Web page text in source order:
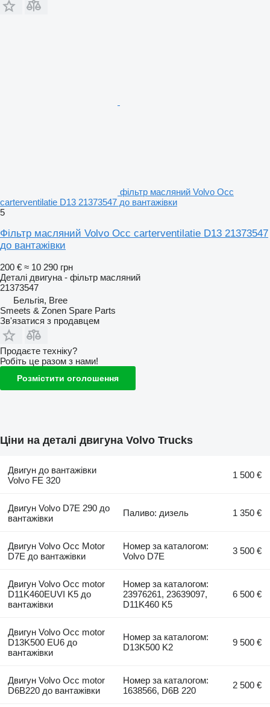
фільтр масляний Volvo Occ
carterventilatie D13 21373547 до вантажівки
5
Фільтр масляний Volvo Occ carterventilatie D13 21373547
до вантажівки
200 € ≈ 10 290 грн
Деталі двигуна - фільтр масляний
21373547
Бельгія, Bree
Smeets & Zonen Spare Parts
Зв'язатися з продавцем
Продаєте техніку?
Робіть це разом з нами!
Розмістити оголошення
Ціни на деталі двигуна Volvo Trucks
Двигун до вантажівки
Volvo FE 320
1 500 €
Двигун Volvo D7E 290 до
вантажівки
Паливо: дизель 1 350 €
Двигун Volvo Occ Motor
D7E до вантажівки
Номер за каталогом:
Volvo D7E
3 500 €
Двигун Volvo Occ motor
D11K460EUVI K5 до
вантажівки
Номер за каталогом:
23976261, 23639097,
D11K460 K5
6 500 €
Двигун Volvo Occ motor
D13K500 EU6 до
вантажівки
Номер за каталогом:
D13K500 K2
9 500 €
Двигун Volvo Occ motor
D6B220 до вантажівки
Номер за каталогом:
1638566, D6B 220
2 500 €